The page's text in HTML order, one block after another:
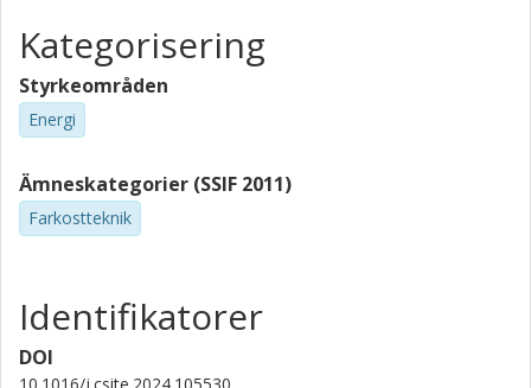
Kategorisering
Styrkeområden
Energi
Ämneskategorier (SSIF 2011)
Farkostteknik
Identifikatorer
DOI
10.1016/j.csite.2024.105530